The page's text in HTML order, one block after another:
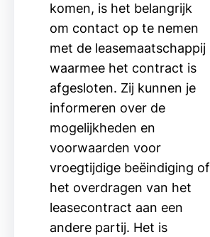
komen, is het belangrijk
om contact op te nemen
met de leasemaatschappij
waarmee het contract is
afgesloten. Zij kunnen je
informeren over de
mogelijkheden en
voorwaarden voor
vroegtijdige beëindiging of
het overdragen van het
leasecontract aan een
andere partij. Het is